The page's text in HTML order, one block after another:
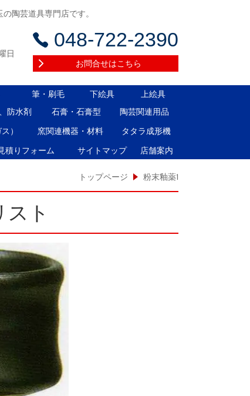
陶芸道具専門店です。
日
048-722-2390
お問合せはこちら
筆・刷毛 下絵具
上絵具
防水剤 石膏・石膏型
陶芸関連用品
） 窯関連機器・材料
タタラ成形機
積りフォーム サイトマップ 店舗案内
トップページ 粉末釉薬1
ト